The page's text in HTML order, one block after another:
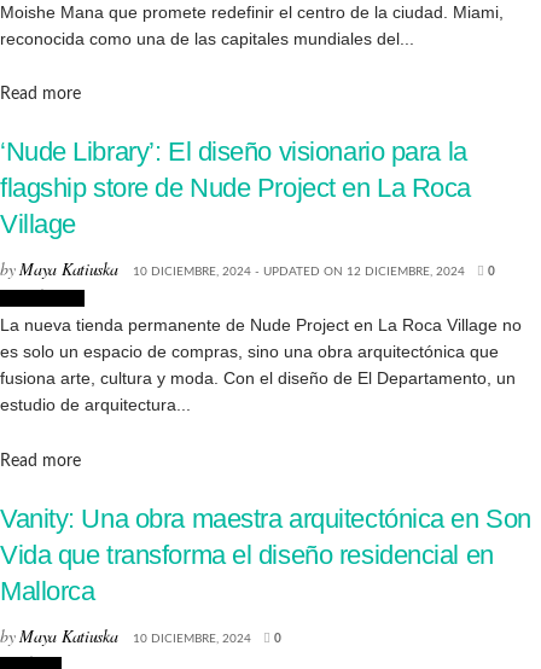
Moishe Mana que promete redefinir el centro de la ciudad. Miami,
reconocida como una de las capitales mundiales del...
Read moreDetails
‘Nude Library’: El diseño visionario para la
flagship store de Nude Project en La Roca
Village
byMaya Katiuska 10 DICIEMBRE, 2024 - UPDATED ON 12 DICIEMBRE, 2024 0
La nueva tienda permanente de Nude Project en La Roca Village no
es solo un espacio de compras, sino una obra arquitectónica que
fusiona arte, cultura y moda. Con el diseño de El Departamento, un
estudio de arquitectura...
Read moreDetails
Vanity: Una obra maestra arquitectónica en Son
Vida que transforma el diseño residencial en
Mallorca
byMaya Katiuska 10 DICIEMBRE, 2024 0